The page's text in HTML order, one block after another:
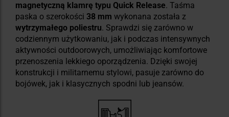
magnetyczną klamrę typu Quick Release. Taśma
paska o szerokości 38 mm wykonana została z
wytrzymałego poliestru. Sprawdzi się zarówno w
codziennym użytkowaniu, jak i podczas intensywnych
aktywności outdoorowych, umożliwiając komfortowe
przenoszenia lekkiego oporządzenia. Dzięki swojej
konstrukcji i militarnemu stylowi, pasuje zarówno do
bojówek, jak i klasycznych spodni lub jeansów.